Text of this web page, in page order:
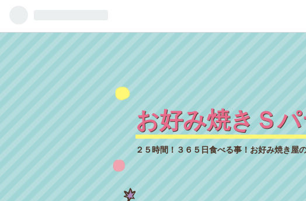
お好み焼きＳパ
２５時間！３６５日食べる事！お好み焼き屋